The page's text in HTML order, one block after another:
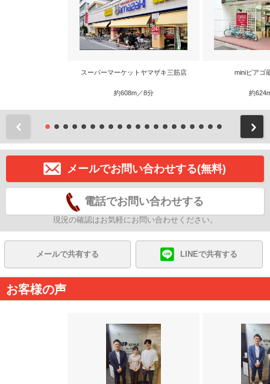
スーパーマーケットヤマザキ三筋店
約608m／8分
miniピアゴ
約
メールでお問い合わせする(無料)
電話でお問い合わせする
現況の確認はお気軽にお問い合わせください。
メールで共有する LINEで共有する
お客様の声